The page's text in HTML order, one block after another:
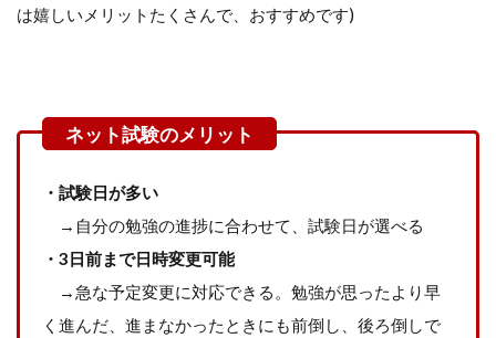
は嬉しいメリットたくさんで、おすすめです)
・試験日が多い
→自分の勉強の進捗に合わせて、試験日が選べる
・3日前まで日時変更可能
→急な予定変更に対応できる。勉強が思ったより早
く進んだ、進まなかったときにも前倒し、後ろ倒しで